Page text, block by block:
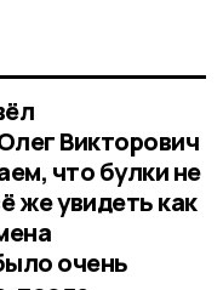
Викторович
что булки не
же увидеть как
очень